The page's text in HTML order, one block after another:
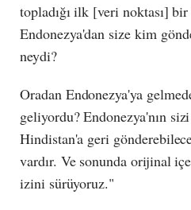
topladığı ilk [veri noktası]
Endonezya'dan size kim
neydi?
Oradan Endonezya'ya
geliyordu? Endonezya'nın
Hindistan'a geri
vardır. Ve sonunda orijinal
izini sürüyoruz."